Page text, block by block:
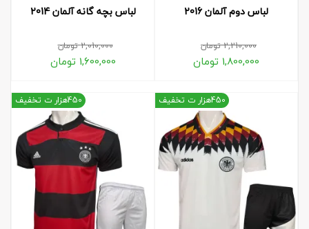
لباس دوم آلمان 2016
2,210,000تومان
1,800,000 تومان
لباس بچه گانه آلمان 2014
2,010,000تومان
1,600,000 تومان
450هزار ت تخفیف 450هزار ت تخفیف